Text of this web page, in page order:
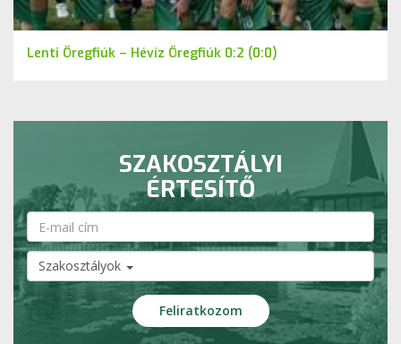
Lenti Öregfiúk – Hévíz Öregfiúk 0:2 (0:0)
SZAKOSZTÁLYI
ÉRTESÍTŐ
Szakosztályok